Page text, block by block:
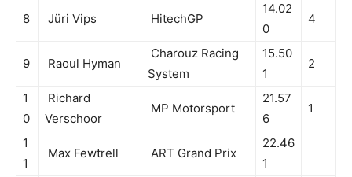
8 Jüri Vips HitechGP
14.02
0
4
9 Raoul Hyman
Charouz Racing
System
15.50
1
2
1
0
Richard
Verschoor
MP Motorsport
21.57
6
1
1
1
Max Fewtrell ART Grand Prix
22.46
1